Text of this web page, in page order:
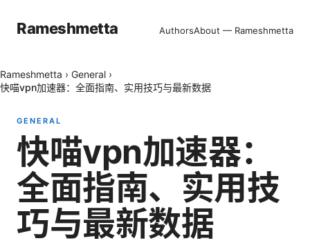
Rameshmetta AuthorsAbout — Rameshmetta
Rameshmetta › General ›
快喵vpn加速器：全面指南、实用技巧与最新数据
GENERAL
快喵vpn加速器：
全面指南、实用技
巧与最新数据